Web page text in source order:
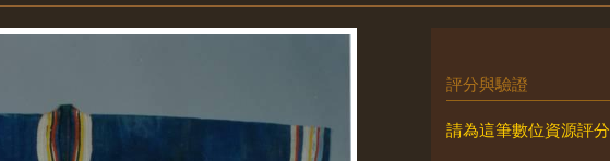
評分與驗證
請為這筆數位資源評分